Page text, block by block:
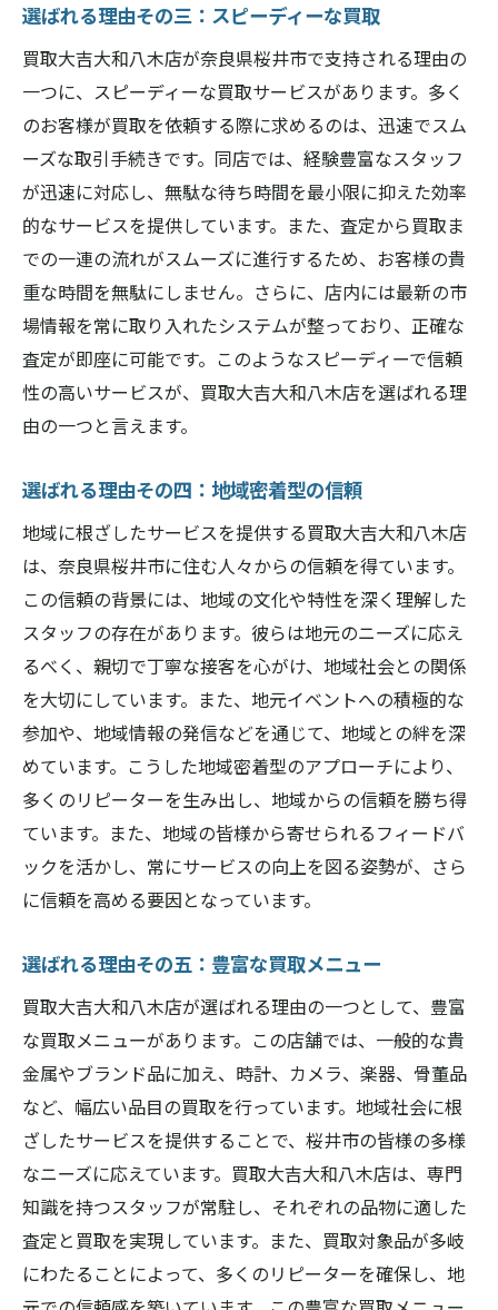
選ばれる理由その三：スピーディーな買取
買取大吉大和八木店が奈良県桜井市で支持される理由の
一つに、スピーディーな買取サービスがあります。多く
のお客様が買取を依頼する際に求めるのは、迅速でスム
ーズな取引手続きです。同店では、経験豊富なスタッフ
が迅速に対応し、無駄な待ち時間を最小限に抑えた効率
的なサービスを提供しています。また、査定から買取ま
での一連の流れがスムーズに進行するため、お客様の貴
重な時間を無駄にしません。さらに、店内には最新の市
場情報を常に取り入れたシステムが整っており、正確な
査定が即座に可能です。このようなスピーディーで信頼
性の高いサービスが、買取大吉大和八木店を選ばれる理
由の一つと言えます。
選ばれる理由その四：地域密着型の信頼
地域に根ざしたサービスを提供する買取大吉大和八木店
は、奈良県桜井市に住む人々からの信頼を得ています。
この信頼の背景には、地域の文化や特性を深く理解した
スタッフの存在があります。彼らは地元のニーズに応え
るべく、親切で丁寧な接客を心がけ、地域社会との関係
を大切にしています。また、地元イベントへの積極的な
参加や、地域情報の発信などを通じて、地域との絆を深
めています。こうした地域密着型のアプローチにより、
多くのリピーターを生み出し、地域からの信頼を勝ち得
ています。また、地域の皆様から寄せられるフィードバ
ックを活かし、常にサービスの向上を図る姿勢が、さら
に信頼を高める要因となっています。
選ばれる理由その五：豊富な買取メニュー
買取大吉大和八木店が選ばれる理由の一つとして、豊富
な買取メニューがあります。この店舗では、一般的な貴
金属やブランド品に加え、時計、カメラ、楽器、骨董品
など、幅広い品目の買取を行っています。地域社会に根
ざしたサービスを提供することで、桜井市の皆様の多様
なニーズに応えています。買取大吉大和八木店は、専門
知識を持つスタッフが常駐し、それぞれの品物に適した
査定と買取を実現しています。また、買取対象品が多岐
にわたることによって、多くのリピーターを確保し、地